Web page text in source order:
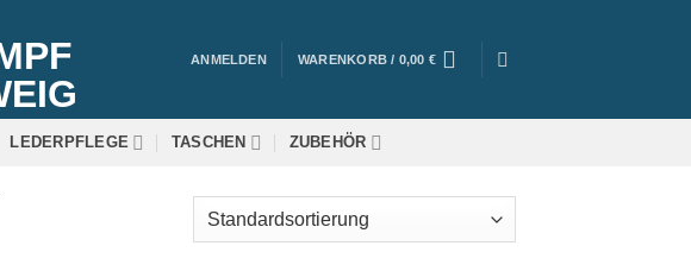
ANMELDEN WARENKORB / 0,00 €
LEDERPFLEGE TASCHEN ZUBEHÖR